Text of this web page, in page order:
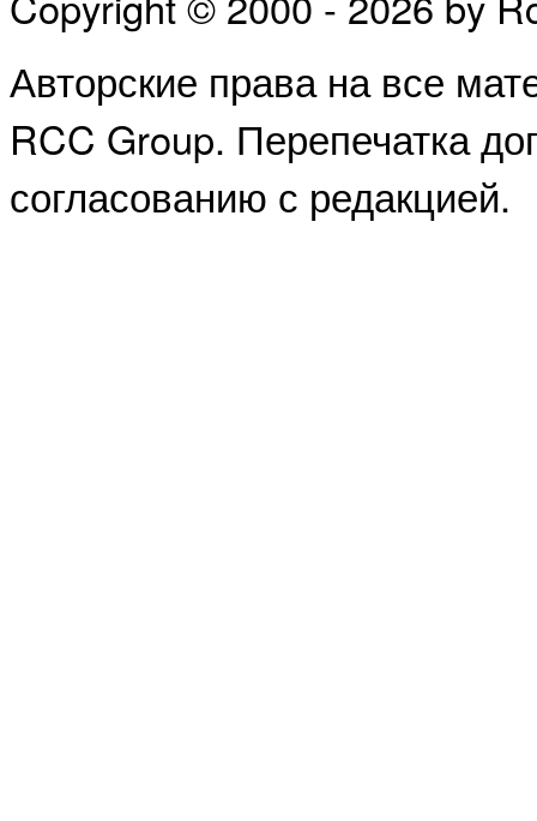
Авторские права на все
RCC Group. Перепечатка
согласованию с редакцией.